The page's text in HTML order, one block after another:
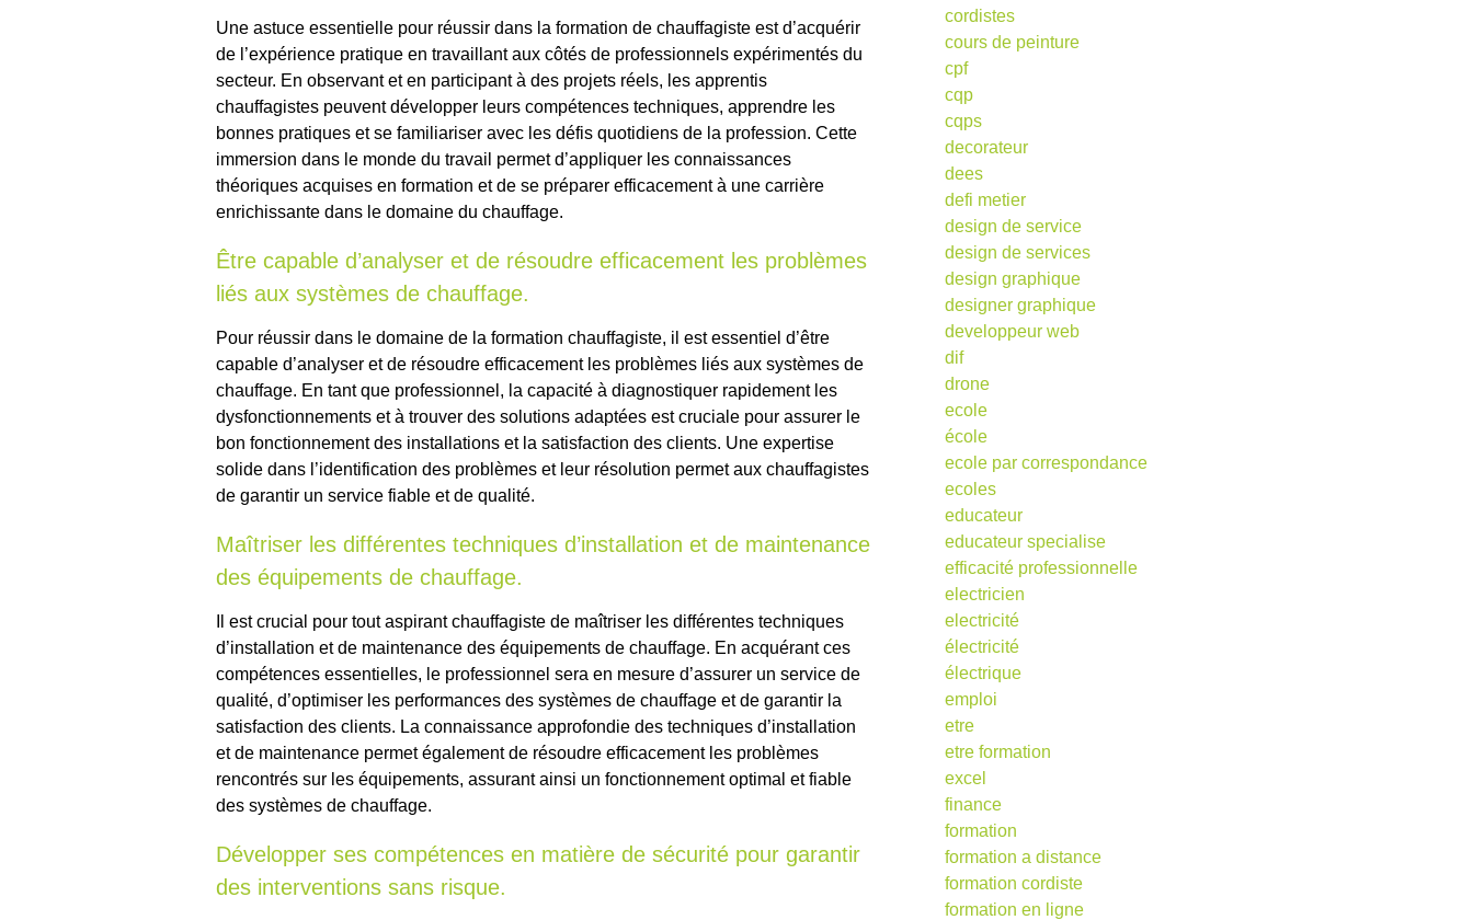
Une astuce essentielle pour réussir dans la formation de chauffagiste est d’acquérir
de l’expérience pratique en travaillant aux côtés de professionnels expérimentés du
secteur. En observant et en participant à des projets réels, les apprentis
chauffagistes peuvent développer leurs compétences techniques, apprendre les
bonnes pratiques et se familiariser avec les défis quotidiens de la profession. Cette
immersion dans le monde du travail permet d’appliquer les connaissances
théoriques acquises en formation et de se préparer efficacement à une carrière
enrichissante dans le domaine du chauffage.
Être capable d’analyser et de résoudre efficacement les problèmes
liés aux systèmes de chauffage.
Pour réussir dans le domaine de la formation chauffagiste, il est essentiel d’être
capable d’analyser et de résoudre efficacement les problèmes liés aux systèmes de
chauffage. En tant que professionnel, la capacité à diagnostiquer rapidement les
dysfonctionnements et à trouver des solutions adaptées est cruciale pour assurer le
bon fonctionnement des installations et la satisfaction des clients. Une expertise
solide dans l’identification des problèmes et leur résolution permet aux chauffagistes
de garantir un service fiable et de qualité.
Maîtriser les différentes techniques d’installation et de maintenance
des équipements de chauffage.
Il est crucial pour tout aspirant chauffagiste de maîtriser les différentes techniques
d’installation et de maintenance des équipements de chauffage. En acquérant ces
compétences essentielles, le professionnel sera en mesure d’assurer un service de
qualité, d’optimiser les performances des systèmes de chauffage et de garantir la
satisfaction des clients. La connaissance approfondie des techniques d’installation
et de maintenance permet également de résoudre efficacement les problèmes
rencontrés sur les équipements, assurant ainsi un fonctionnement optimal et fiable
des systèmes de chauffage.
Développer ses compétences en matière de sécurité pour garantir
des interventions sans risque.
cordistes
cours de peinture
cpf
cqp
cqps
decorateur
dees
defi metier
design de service
design de services
design graphique
designer graphique
developpeur web
dif
drone
ecole
école
ecole par correspondance
ecoles
educateur
educateur specialise
efficacité professionnelle
electricien
electricité
électricité
électrique
emploi
etre
etre formation
excel
finance
formation
formation a distance
formation cordiste
formation en ligne